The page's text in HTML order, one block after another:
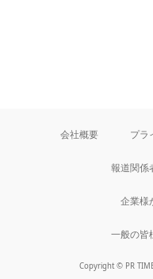
会社概要 プラ
報道関係
企業様
一般の皆
Copyright © PR